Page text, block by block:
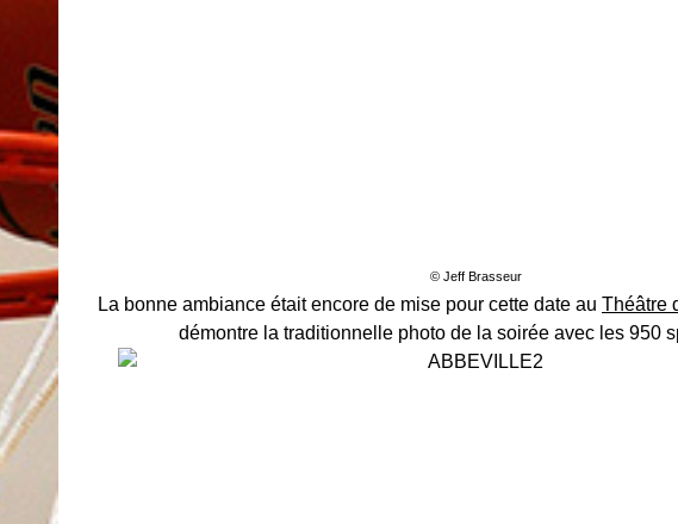
© Jeff Brasseur
La bonne ambiance était encore de mise pour cette date au Théâtre
démontre la traditionnelle photo de la soirée avec les 950